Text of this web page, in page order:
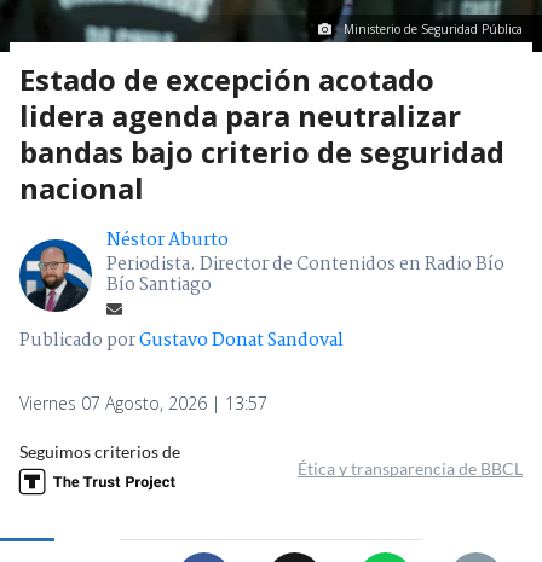
Ministerio de Seguridad Pública
Estado de excepción acotado
lidera agenda para neutralizar
bandas bajo criterio de seguridad
nacional
Néstor Aburto
Periodista. Director de Contenidos en Radio Bío
Bío Santiago
Publicado porGustavo Donat Sandoval
Viernes 07 Agosto, 2026 | 13:57
Seguimos criterios de
Ética y transparencia de BBCL